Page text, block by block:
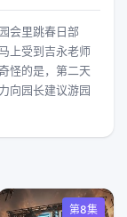
会里跳春日部
上受到吉永老师
怪的是，第二天
向园长建议游园
第8集